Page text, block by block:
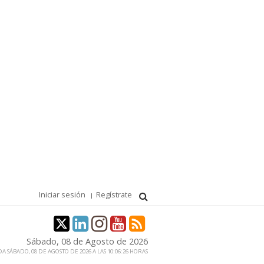
Iniciar sesión Regístrate
Sábado, 08 de Agosto de 2026
SÁBADO, 08 DE AGOSTO DE 2026 A LAS 10:06:26 HORAS